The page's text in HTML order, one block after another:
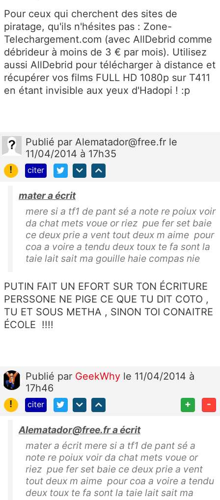
Pour ceux qui cherchent des sites de
piratage, qu'ils n'hésites pas : Zone-
Telechargement.com (avec AllDebrid comme
débrideur à moins de 3 € par mois). Utilisez
aussi AllDebrid pour télécharger à distance et
récupérer vos films FULL HD 1080p sur T411
en étant invisible aux yeux d'Hadopi ! :p
Publié par Alematador@free.fr le
11/04/2014 à 17h35
!
citer
mater a écrit
mere si a tf1 de pant sé a note re poiux voir
da chat mets voue or riez pue fer set baie
ce deux prie a vent tout deux m aime pour
coa a voire a tendu deux toux te fa sont la
taie lait sait ma gouille haie compas nie
PUTIN FAIT UN EFORT SUR TON ÉCRITURE
PERSSONE NE PIGE CE QUE TU DIT COTO ,
TU ET SOUS METHA , SINON TOI CONAITRE
ÉCOLE !!!!
Publié par GeekWhy le 11/04/2014 à
17h46
!
citer + -
Alematador@free.fr a écrit
mater a écrit mere si a tf1 de pant sé a
note re poiux voir da chat mets voue or
riez pue fer set baie ce deux prie a vent
tout deux m aime pour coa a voire a tendu
deux toux te fa sont la taie lait sait ma